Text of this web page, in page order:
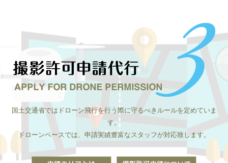
国土交通省ではドローン飛行を行う際に守るべきルールを定めていま
す。
ドローンベースでは、申請実績豊富なスタッフが対応致します。